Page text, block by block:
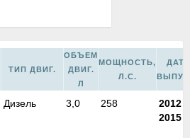
ТИП ДВИГ.
ОБЪЕМ
ДВИГ.
Л
МОЩНОСТЬ,
Л.С.
Дизель 3,0 258 2012
2015